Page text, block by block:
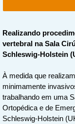
Realizando
vertebral na Sala
Schleswig-Holstein
À medida que
minimamente
trabalhando em uma
Ortopédica e de
Schleswig-Holstein